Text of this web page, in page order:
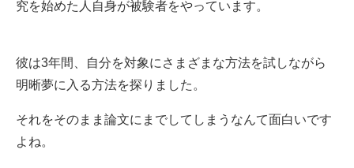
究を始めた人自身が被験者をやっています。
彼は3年間、自分を対象にさまざまな方法を試しながら
明晰夢に入る方法を探りました。
それをそのまま論文にまでしてしまうなんて面白いです
よね。